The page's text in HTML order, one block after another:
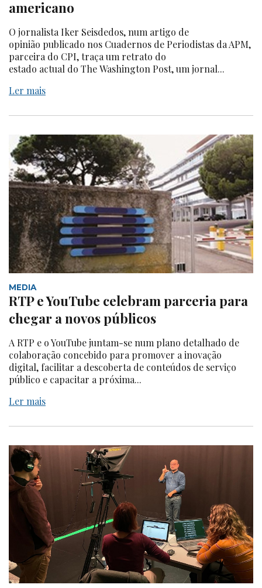
americano
O jornalista Iker Seisdedos, num artigo de
opinião publicado nos Cuadernos de Periodistas da APM,
parceira do CPI, traça um retrato do
estado actual do The Washington Post, um jornal...
Ler mais
MEDIA
RTP e YouTube celebram parceria para
chegar a novos públicos
A RTP e o YouTube juntam-se num plano detalhado de
colaboração concebido para promover a inovação
digital, facilitar a descoberta de conteúdos de serviço
público e capacitar a próxima...
Ler mais